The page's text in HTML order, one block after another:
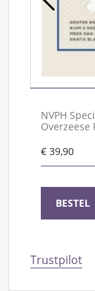
NVPH
Overzeese
€ 39,90
BESTEL
Trustpilot